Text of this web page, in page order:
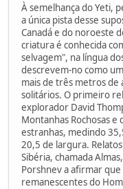
À semelhança do Yeti,
a única pista desse
Canadá e do noroeste
criatura é conhecida
selvagem", na língua
descrevem-no como
mais de três metros de
solitários. O primeiro
explorador David
Montanhas Rochosas
estranhas, medindo
20,5 de largura.
Sibéria, chamada
Porshnev a afirmar
remanescentes do